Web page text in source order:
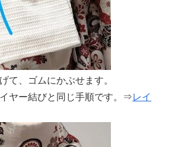
て、ゴムにかぶせます。
ヤー結びと同じ手順です。⇒レイ